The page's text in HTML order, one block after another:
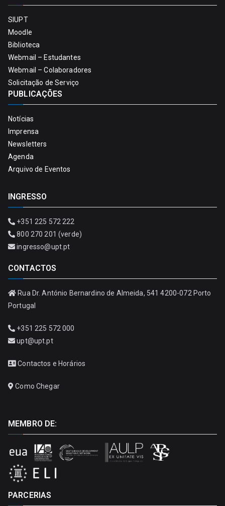
SIUPT
Moodle
Biblioteca
Webmail – Estudantes
Webmail – Colaboradores
Solicitação de Serviço
PUBLICAÇÕES
Notícias
Imprensa
Newsletters
Agenda
Arquivo de Eventos
INGRESSO
+351 225 572 222
800 270 201 (verde)
ingresso@upt.pt
CONTACTOS
Rua Dr. António Bernardino de Almeida, 541 4200-072 Porto
Portugal
+351 225 572 000
upt@upt.pt
Contactos e Horários
Como Chegar
MEMBRO DE:
PARCERIAS